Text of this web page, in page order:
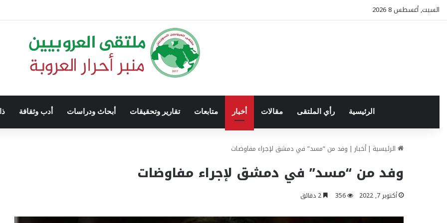
السبت, أغسطس 8 2026
الرئيسية رأي الملتقى مقالات أخبار متابعات تقارير وتحقيقات أبحاث ودراسات أدب وثقافة
الرئيسية | أخبار | وفد من “مسد” في دمشق لإجراء مفاوضات
وفد من “مسد” في دمشق لإجراء مفاوضات
أكتوبر 7, 2022 356